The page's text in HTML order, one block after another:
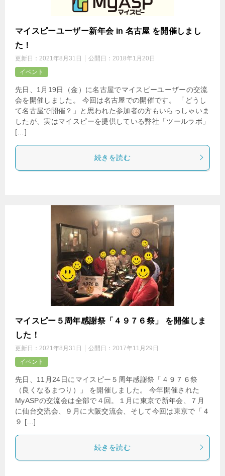
マイスピーユーザー新年会 in 名古屋 を開催しまし
た！
更新日： 2021年8月31日 公開日： 2018年1月20日
イベント
先日、1月19日（金）に名古屋でマイスピーユーザーの交流
会を開催しました。 今回は名古屋での開催です。 「どうし
て名古屋で開催？」と思われた参加者の方もいらっしゃいま
したが、実はマイスピーを提供している弊社「ツールラボ」
[…]
続きを読む
マイスピー５周年感謝祭「４９７６祭」 を開催しま
した！
更新日： 2021年8月31日 公開日： 2017年11月29日
イベント
先日、11月24日にマイスピー５周年感謝祭「４９７６祭
（良くなるまつり）」 を開催しました。 今年開催された
MyASPの交流会は全部で４回。１月に東京で新年会、７月
に仙台交流会、９月に大阪交流会、そして今回は東京で「４
９ […]
続きを読む